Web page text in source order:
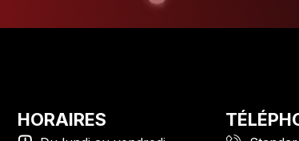
HORAIRES